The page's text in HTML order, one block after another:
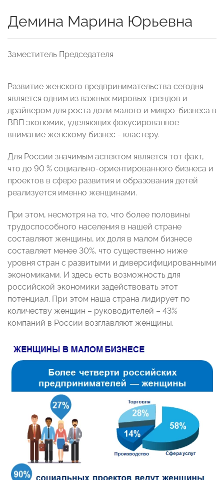
Демина Марина Юрьевна
Заместитель Председателя
Развитие женского предпринимательства сегодня
является одним из важных мировых трендов и
драйвером для роста доли малого и микро-бизнеса в
ВВП экономик, уделяющих фокусированное
внимание женскому бизнес - кластеру.
Для России значимым аспектом является тот факт,
что до 90 % социально-ориентированного бизнеса и
проектов в сфере развития и образования детей
реализуется именно женщинами.
При этом, несмотря на то, что более половины
трудоспособного населения в нашей стране
составляют женщины, их доля в малом бизнесе
составляет менее 30%, что существенно ниже
уровня стран с развитыми и диверсифицированными
экономиками. И здесь есть возможность для
российской экономики задействовать этот
потенциал. При этом наша страна лидирует по
количеству женщин – руководителей – 43%
компаний в России возглавляют женщины.